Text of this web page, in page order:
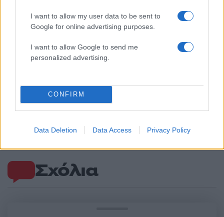
I want to allow my user data to be sent to
Google for online advertising purposes.
I want to allow Google to send me
personalized advertising.
CONFIRM
Data Deletion Data Access Privacy Policy
Σχόλια
Marfin: «Δεν υπάρχει
ταυτοποίηση» λέει ο
δικηγόρος της 46χρονης –
εξέταση του 2022 για την
ίδια υπόθεση
Το 5ο πακέτο βίντεο